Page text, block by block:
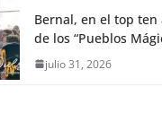
Bernal, en el top ten
de los “Pueblos
julio 31, 2026